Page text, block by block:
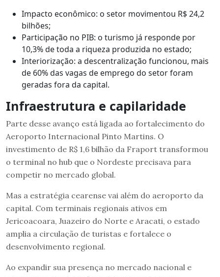
Impacto econômico: o setor movimentou R$ 24,2
bilhões;
Participação no PIB: o turismo já responde por
10,3% de toda a riqueza produzida no estado;
Interiorização: a descentralização funcionou, mais
de 60% das vagas de emprego do setor foram
geradas fora da capital.
Infraestrutura e capilaridade
Parte desse avanço está ligada ao fortalecimento do
Aeroporto Internacional Pinto Martins. O
investimento de R$ 1,6 bilhão da Fraport transformou
o terminal no hub que o Nordeste precisava para
competir no mercado global.
Mas a estratégia cearense vai além do aeroporto da
capital. Com terminais regionais ativos em
Jericoacoara, Juazeiro do Norte e Aracati, o estado
amplia a circulação de turistas e fortalece o
desenvolvimento regional.
Ao expandir sua presença no mercado nacional e